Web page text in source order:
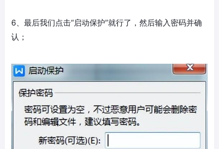
6、最后我们点击“启动保护”就行了，然后输入密码并确
认；